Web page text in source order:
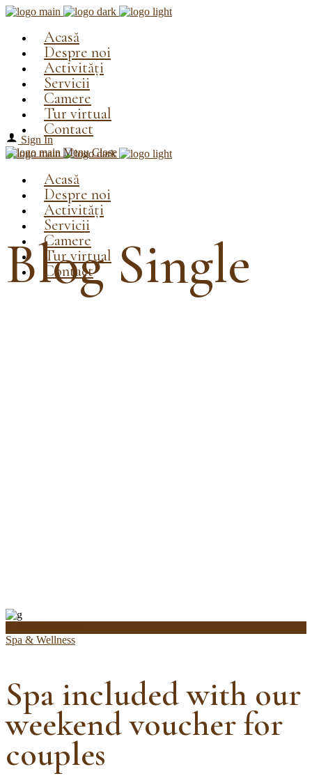
Acasă
Despre noi
Activități
Servicii
Camere
Tur virtual
Contact
Acasă
Despre noi
Activități
Servicii
Camere
Tur virtual
Contact
Sign In
Menu Close
Blog Single
Spa & Wellness
Spa included with our
weekend voucher for
couples